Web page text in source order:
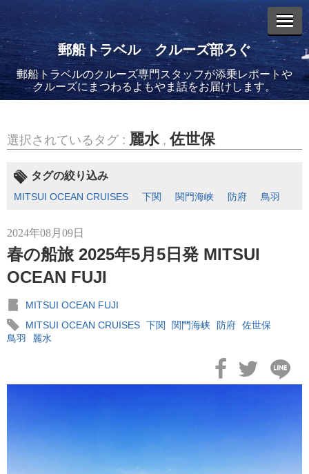
郵船トラベル クルーズ部ろぐ
郵船トラベルのクルーズ専門スタッフが添乗レポートや
クルーズにまつわるよもやま話をお届けします。
選択されているタグ : 麗水, 佐世保
タグの絞り込み
MITSUI OCEAN CRUISES 下関 関門海峡 防府 鳥羽
2024年08月09日
春の船旅 2025年5月5日発 MITSUI
OCEAN FUJI
MITSUI OCEAN FUJI
MITSUI OCEAN CRUISES 下関 関門海峡 防府 佐世保
鳥羽
麗水
エントリーリスト
2026年08月06日
バイキング・エデンに乗船してきました！(2)
2026年08月05日
バイキング・エデンに乗船してきました！(1)